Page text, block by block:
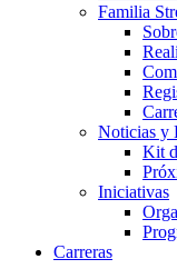
Familia
Noticias y
Kit
Iniciativas
Carreras